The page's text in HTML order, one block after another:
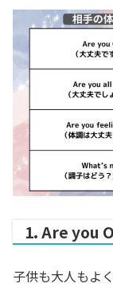
1. Are you
子供も大人もよ